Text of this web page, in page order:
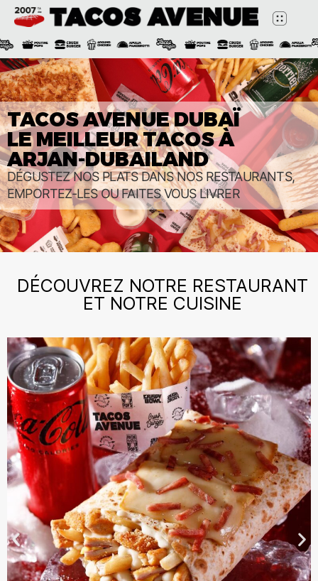
TACOS AVENUE DUBAÏ
LE MEILLEUR TACOS À
ARJAN-DUBAILAND
DÉGUSTEZ NOS PLATS DANS NOS RESTAURANTS,
EMPORTEZ-LES OU FAITES VOUS LIVRER
DÉCOUVREZ NOTRE RESTAURANT
ET NOTRE CUISINE